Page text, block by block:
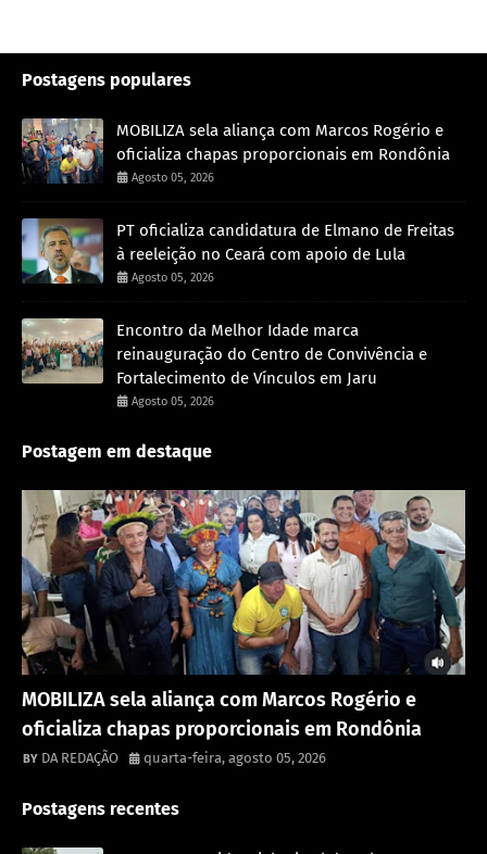
Postagens populares
MOBILIZA sela aliança com Marcos Rogério e
oficializa chapas proporcionais em Rondônia
Agosto 05, 2026
PT oficializa candidatura de Elmano de Freitas
à reeleição no Ceará com apoio de Lula
Agosto 05, 2026
Encontro da Melhor Idade marca
reinauguração do Centro de Convivência e
Fortalecimento de Vínculos em Jaru
Agosto 05, 2026
Postagem em destaque
MOBILIZA sela aliança com Marcos Rogério e
oficializa chapas proporcionais em Rondônia
DA REDAÇÃO quarta-feira, agosto 05, 2026
Postagens recentes